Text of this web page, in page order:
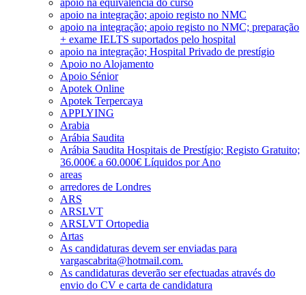
apoio na integração; apoio registo no NMC
apoio na integração; apoio registo no NMC; preparação
+ exame IELTS suportados pelo hospital
apoio na integração; Hospital Privado de prestígio
Apoio no Alojamento
Apoio Sénior
Apotek Online
Apotek Terpercaya
APPLYING
Arabia
Arábia Saudita
Arábia Saudita Hospitais de Prestígio; Registo Gratuito;
36.000€ a 60.000€ Líquidos por Ano
areas
arredores de Londres
ARS
ARSLVT
ARSLVT Ortopedia
Artas
As candidaturas devem ser enviadas para
vargascabrita@hotmail.com.
As candidaturas deverão ser efectuadas através do
envio do CV e carta de candidatura